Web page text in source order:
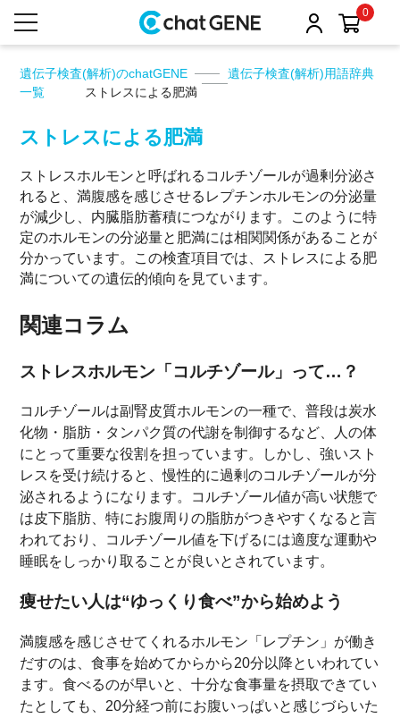
0
遺伝子検査(解析)のchatGENE
遺伝子検査(解析)用語辞典
一覧
ストレスによる肥満
ストレスによる肥満
ストレスホルモンと呼ばれるコルチゾールが過剰分泌さ
れると、満腹感を感じさせるレプチンホルモンの分泌量
が減少し、内臓脂肪蓄積につながります。このように特
定のホルモンの分泌量と肥満には相関関係があることが
分かっています。この検査項目では、ストレスによる肥
満についての遺伝的傾向を見ています。
関連コラム
ストレスホルモン「コルチゾール」って…？
コルチゾールは副腎皮質ホルモンの一種で、普段は炭水
化物・脂肪・タンパク質の代謝を制御するなど、人の体
にとって重要な役割を担っています。しかし、強いスト
レスを受け続けると、慢性的に過剰のコルチゾールが分
泌されるようになります。コルチゾール値が高い状態で
は皮下脂肪、特にお腹周りの脂肪がつきやすくなると言
われており、コルチゾール値を下げるには適度な運動や
睡眠をしっかり取ることが良いとされています。
痩せたい人は“ゆっくり食べ”から始めよう
満腹感を感じさせてくれるホルモン「レプチン」が働き
だすのは、食事を始めてからから20分以降といわれてい
ます。食べるのが早いと、十分な食事量を摂取できてい
たとしても、20分経つ前にお腹いっぱいと感じづらいた